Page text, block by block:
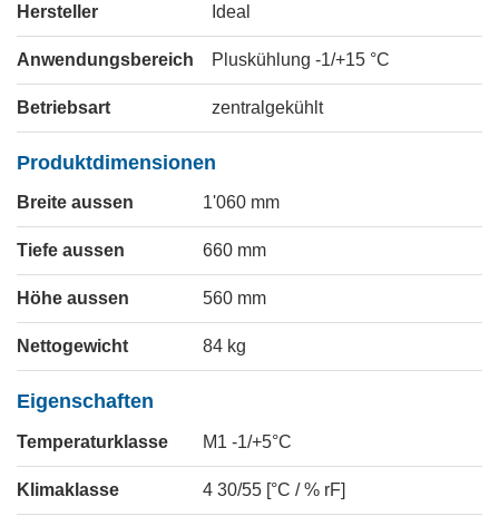
Hersteller Ideal
Anwendungsbereich Pluskühlung -1/+15 °C
Betriebsart zentralgekühlt
Produktdimensionen
Breite aussen 1'060 mm
Tiefe aussen 660 mm
Höhe aussen 560 mm
Nettogewicht 84 kg
Eigenschaften
Temperaturklasse M1 -1/+5°C
Klimaklasse 4 30/55 [°C / % rF]